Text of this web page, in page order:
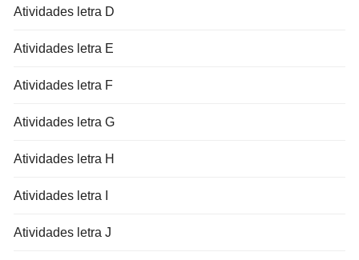
Atividades letra D
Atividades letra E
Atividades letra F
Atividades letra G
Atividades letra H
Atividades letra I
Atividades letra J